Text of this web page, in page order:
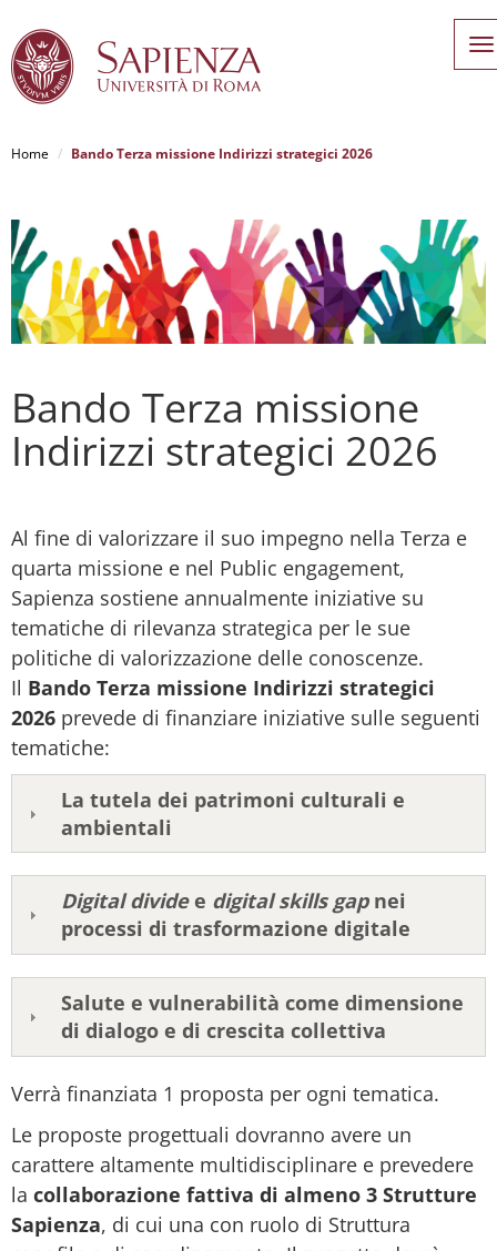
al
contenuto
principale
Home Bando Terza missione Indirizzi strategici 2026
Bando Terza missione
Indirizzi strategici 2026
Al fine di valorizzare il suo impegno nella Terza e
quarta missione e nel Public engagement,
Sapienza sostiene annualmente iniziative su
tematiche di rilevanza strategica per le sue
politiche di valorizzazione delle conoscenze.
Il Bando Terza missione Indirizzi strategici
2026 prevede di finanziare iniziative sulle seguenti
tematiche:
La tutela dei patrimoni culturali e
ambientali
Digital dividee digital skills gapnei
processi di trasformazione digitale
Salute e vulnerabilità come dimensione
di dialogo e di crescita collettiva
Verrà finanziata 1 proposta per ogni tematica.
Le proposte progettuali dovranno avere un
carattere altamente multidisciplinare e prevedere
la collaborazione fattiva di almeno 3 Strutture
Sapienza, di cui una con ruolo di Struttura